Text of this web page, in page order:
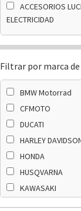
ACCESORIOS
ELECTRICIDAD
Filtrar por marca
BMW Motorrad
CFMOTO
DUCATI
HARLEY
HONDA
HUSQVARNA
KAWASAKI